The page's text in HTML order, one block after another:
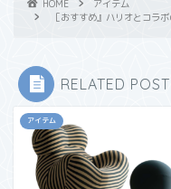
HOME
アイテム
［おすすめ』ハリオとコラ
RELATED POST
アイテム